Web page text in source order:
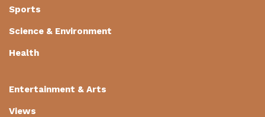
Sports
Science & Environment
Health
Entertainment & Arts
Views